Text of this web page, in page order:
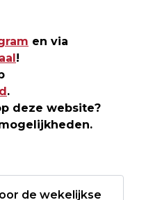
en via
!
.
deze website?
de wekelijkse